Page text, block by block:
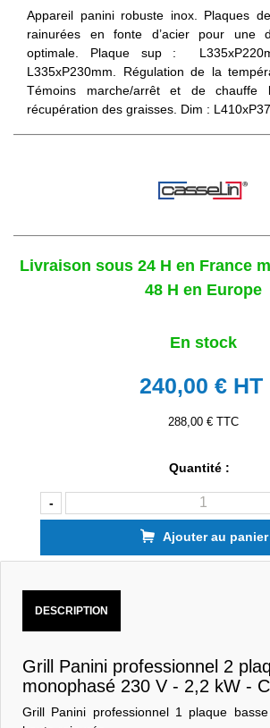
Appareil panini robuste inox. Plaques
rainurées en fonte d’acier pour une
optimale. Plaque sup :
L335xP230mm. Régulation de la
Témoins marche/arrêt et de chauffe
récupération des graisses. Dim :
Livraison sous 24 H en France
48 H en Europe
En stock
240,00 € HT
288,00 € TTC
Quantité :
-
Ajouter au panier
DESCRIPTION
Grill Panini professionnel 2
monophasé 230 V - 2,2 kW -
Grill Panini professionnel 1 plaque